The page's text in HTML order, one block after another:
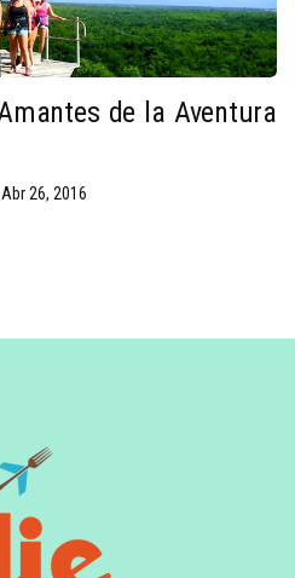
de la Aventura
Abr 26, 2016